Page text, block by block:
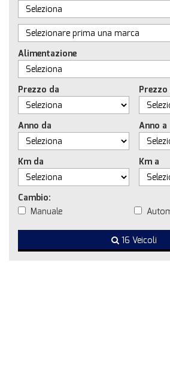
Alimentazione
Prezzo da Prezzo
Anno da Anno a
Km da Km a
Cambio:
Manuale
16 Veicoli